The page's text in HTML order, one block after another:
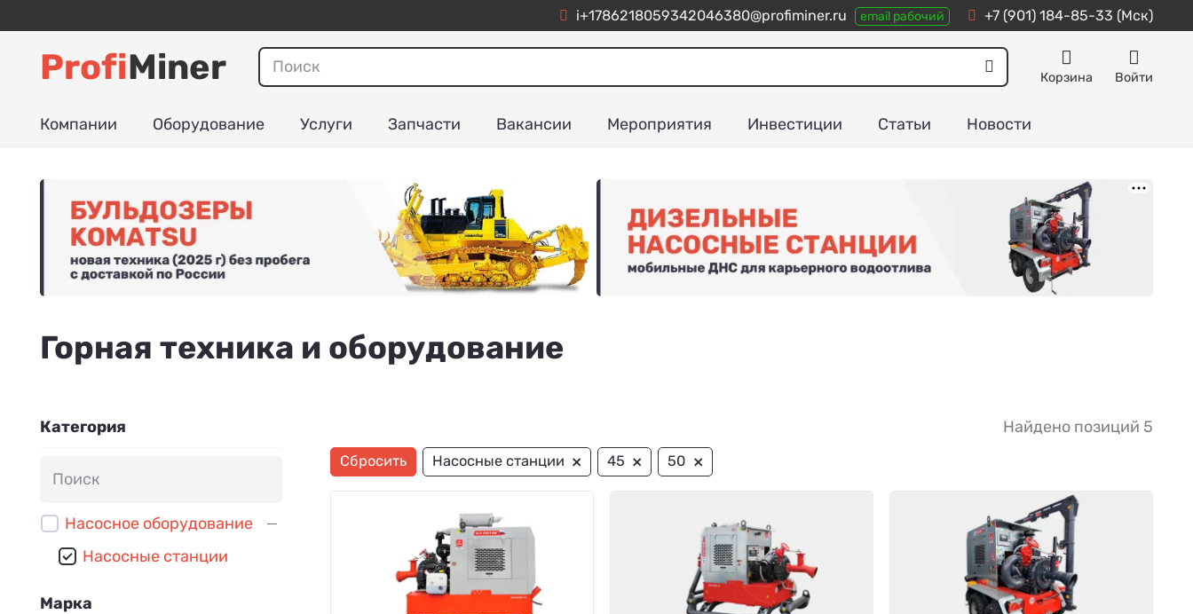
i+1786218059342046380@profiminer.ru email рабочий +7 (901) 184-85-33 (Мск)
ProfiMiner Корзина Войти
Компании Оборудование Услуги Запчасти Вакансии Мероприятия Инвестиции Статьи Новости
Горная техника и оборудование
Категория
Насосное оборудование
Насосные станции
Марка
Найдено позиций 5
Сбросить Насосные станции × 45 × 50 ×